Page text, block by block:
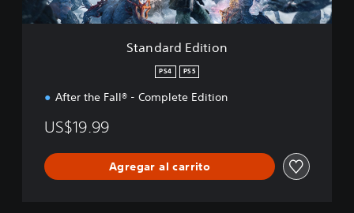
t
Standard Edition
PS4 PS5
After the Fall® - Complete Edition
US$19.99
Agregar al carrito